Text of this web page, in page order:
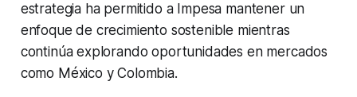
estrategia ha permitido a Impesa mantener un
enfoque de crecimiento sostenible mientras
continúa explorando oportunidades en mercados
como México y Colombia.